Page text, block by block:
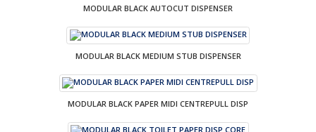
MODULAR BLACK AUTOCUT DISPENSER
MODULAR BLACK MEDIUM STUB DISPENSER
MODULAR BLACK PAPER MIDI CENTREPULL DISP